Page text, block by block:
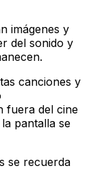
imágenes y
del sonido y
canciones y
fuera del cine
pantalla se
se recuerda